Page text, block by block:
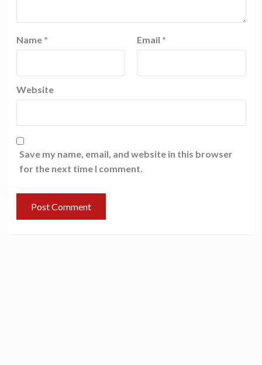
Name * Email *
Website
Save my name, email, and website in this browser
for the next time I comment.